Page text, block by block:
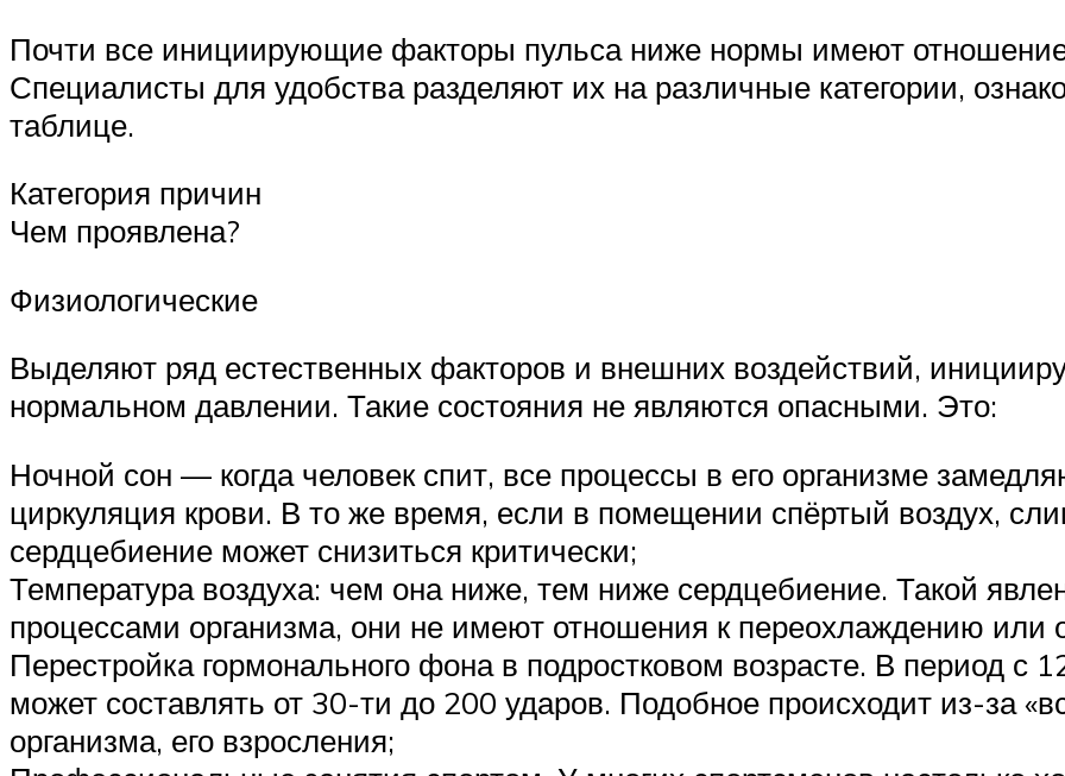
Почти все инициирующие факторы пульса ниже нормы имеют отношение
Специалисты для удобства разделяют их на различные категории,
таблице.
Категория причин
Чем проявлена?
Физиологические
Выделяют ряд естественных факторов и внешних воздействий,
нормальном давлении. Такие состояния не являются опасными. Это:
Ночной сон — когда человек спит, все процессы в его организме
циркуляция крови. В то же время, если в помещении спёртый воздух,
сердцебиение может снизиться критически;
Температура воздуха: чем она ниже, тем ниже сердцебиение. Такой
процессами организма, они не имеют отношения к переохлаждению или
Перестройка гормонального фона в подростковом возрасте. В период с
может составлять от 30-ти до 200 ударов. Подобное происходит из-за
организма, его взросления;